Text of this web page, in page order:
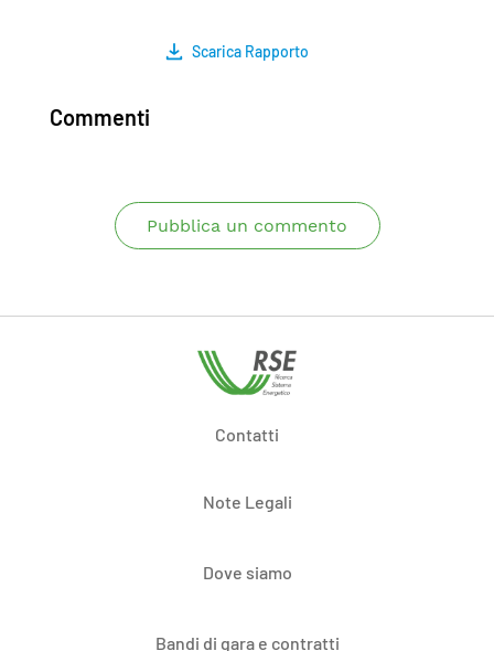
Scarica Rapporto
Commenti
Pubblica un commento
Contatti
Note Legali
Dove siamo
Bandi di gara e contratti